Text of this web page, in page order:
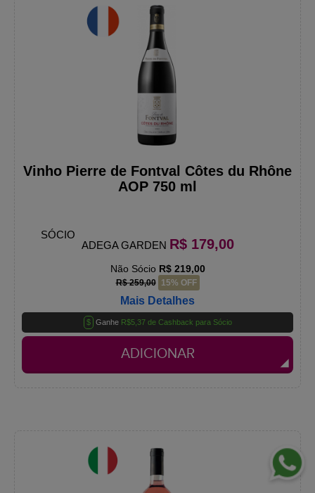
Vinho Pierre de Fontval Côtes du Rhône
AOP 750 ml
SÓCIO
ADEGA GARDEN R$ 179,00
Não Sócio R$ 219,00
R$ 259,00 15% OFF
Mais Detalhes
$ Ganhe R$5,37 de Cashback para Sócio
ADICIONAR